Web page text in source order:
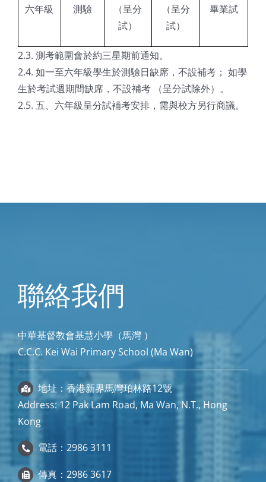
六年級 測驗
（呈分
試）
（呈分
試）
畢業試
2.3. 測考範圍會於約三星期前通知。
2.4. 如一至六年級學生於測驗日缺席，不設補考； 如學
生於考試週期間缺席，不設補考 （呈分試除外）。
2.5. 五、六年級呈分試補考安排，需與校方另行商議。
聯絡我們
中華基督教會基慧小學（馬灣 ）
C.C.C. Kei Wai Primary School (Ma Wan)
地址：香港新界馬灣珀林路12號
Address: 12 Pak Lam Road, Ma Wan, N.T., Hong
Kong
電話：2986 3111
傳真：2986 3617